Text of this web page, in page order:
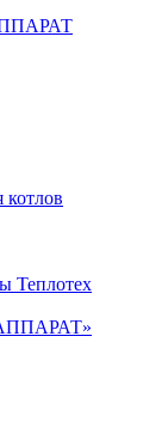
Теплотех